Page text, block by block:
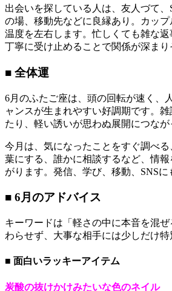
出会いを探している人は、友人づて
の場、移動先などに良縁あり。カッ
温度を左右します。忙しくても雑な
丁寧に受け止めることで関係が深まり
■ 全体運
6月のふたご座は、頭の回転が速く、
ャンスが生まれやすい好調期です。
たり、軽い誘いが思わぬ展開につなが
今月は、気になったことをすぐ調べ
葉にする、誰かに相談するなど、情
がります。発信、学び、移動、SNSに
■ 6月のアドバイス
キーワードは「軽さの中に本音を混
わらせず、大事な相手には少しだけ特
■ 面白いラッキーアイテム
炭酸の抜けかけみたいな色のネイル